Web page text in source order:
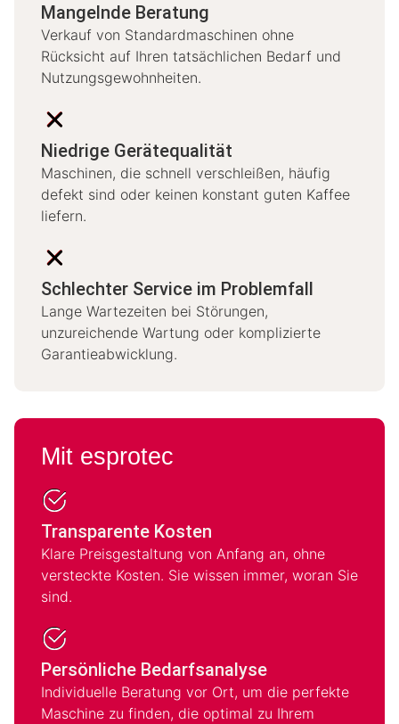
Mangelnde Beratung
Verkauf von Standardmaschinen ohne
Rücksicht auf Ihren tatsächlichen Bedarf und
Nutzungsgewohnheiten.
Niedrige Gerätequalität
Maschinen, die schnell verschleißen, häufig
defekt sind oder keinen konstant guten Kaffee
liefern.
Schlechter Service im Problemfall
Lange Wartezeiten bei Störungen,
unzureichende Wartung oder komplizierte
Garantieabwicklung.
Mit esprotec
Transparente Kosten
Klare Preisgestaltung von Anfang an, ohne
versteckte Kosten. Sie wissen immer, woran Sie
sind.
Persönliche Bedarfsanalyse
Individuelle Beratung vor Ort, um die perfekte
Maschine zu finden, die optimal zu Ihrem